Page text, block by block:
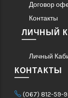
Договор
Контакты
ЛИЧНЫЙ
Личный
КОНТАКТЫ
(067) 812-59-